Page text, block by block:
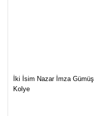
İki İsim Nazar İmza Gümüş
Kolye